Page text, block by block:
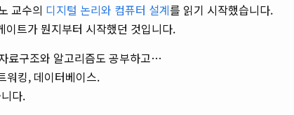
교수의 디지털 논리와 컴퓨터 설계를 읽기 시작했습니다.
이트가 뭔지부터 시작했던 것입니다.
료구조와 알고리즘도 공부하고…
워킹, 데이터베이스.
다.